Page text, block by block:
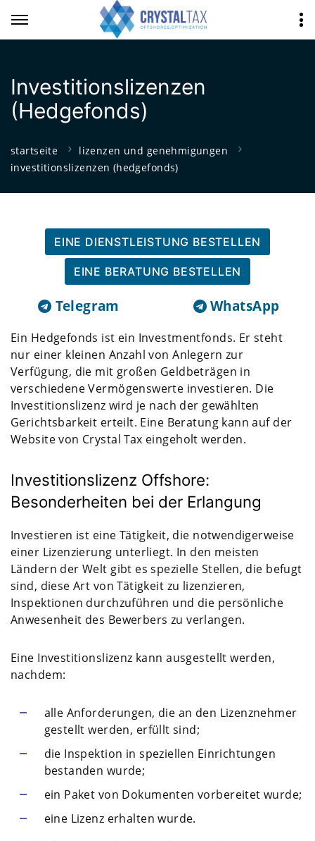
Investitionslizenzen
(Hedgefonds)
startseite
lizenzen und genehmigungen
investitionslizenzen (hedgefonds)
EINE DIENSTLEISTUNG BESTELLEN
EINE BERATUNG BESTELLEN
Telegram WhatsApp
Ein Hedgefonds ist ein Investmentfonds. Er steht
nur einer kleinen Anzahl von Anlegern zur
Verfügung, die mit großen Geldbeträgen in
verschiedene Vermögenswerte investieren. Die
Investitionslizenz wird je nach der gewählten
Gerichtsbarkeit erteilt. Eine Beratung kann auf der
Website von Crystal Tax eingeholt werden.
Investitionslizenz Offshore:
Besonderheiten bei der Erlangung
Investieren ist eine Tätigkeit, die notwendigerweise
einer Lizenzierung unterliegt. In den meisten
Ländern der Welt gibt es spezielle Stellen, die befugt
sind, diese Art von Tätigkeit zu lizenzieren,
Inspektionen durchzuführen und die persönliche
Anwesenheit des Bewerbers zu verlangen.
Eine Investitionslizenz kann ausgestellt werden,
nachdem:
alle Anforderungen, die an den Lizenznehmer
gestellt werden, erfüllt sind;
die Inspektion in speziellen Einrichtungen
bestanden wurde;
ein Paket von Dokumenten vorbereitet wurde;
eine Lizenz erhalten wurde.